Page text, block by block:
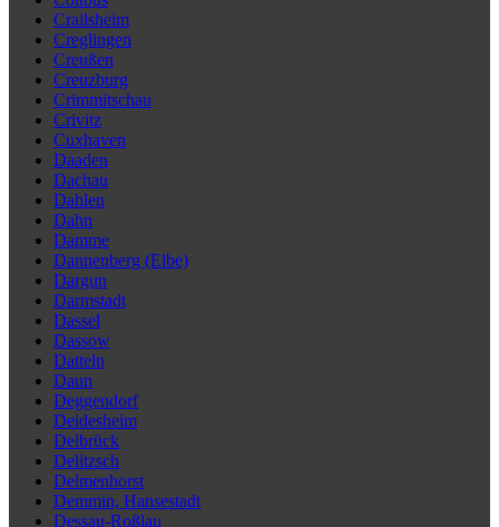
Crailsheim
Creglingen
Creußen
Creuzburg
Crimmitschau
Crivitz
Cuxhaven
Daaden
Dachau
Dahlen
Dahn
Damme
Dannenberg (Elbe)
Dargun
Darmstadt
Dassel
Dassow
Datteln
Daun
Deggendorf
Deidesheim
Delbrück
Delitzsch
Delmenhorst
Demmin, Hansestadt
Dessau-Roßlau